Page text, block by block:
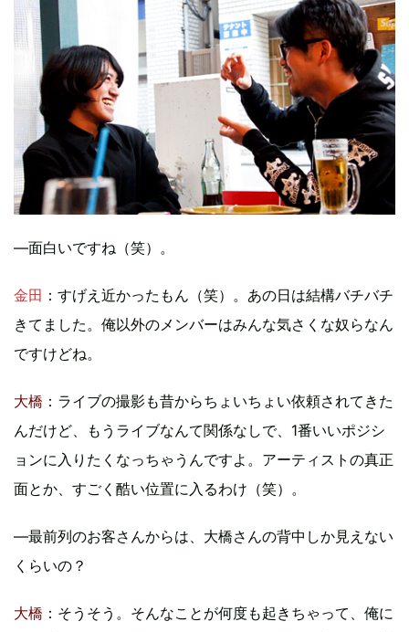
―面白いですね（笑）。
金田 ：すげえ近かったもん（笑）。あの日は結構バチバチ
きてました。俺以外のメンバーはみんな気さくな奴らなん
ですけどね。
大橋 ：ライブの撮影も昔からちょいちょい依頼されてきた
んだけど、もうライブなんて関係なしで、1番いいポジシ
ョンに入りたくなっちゃうんですよ。アーティストの真正
面とか、すごく酷い位置に入るわけ（笑）。
―最前列のお客さんからは、大橋さんの背中しか見えない
くらいの？
大橋 ：そうそう。そんなことが何度も起きちゃって、俺に